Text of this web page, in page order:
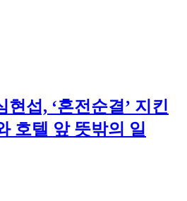
현섭, ‘혼전순결’ 지킨
호텔 앞 뜻밖의 일